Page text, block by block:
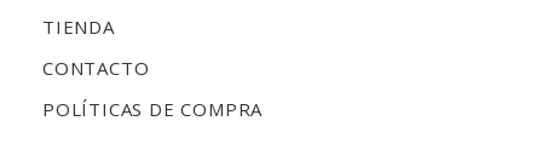
TIENDA
CONTACTO
POLÍTICAS DE COMPRA